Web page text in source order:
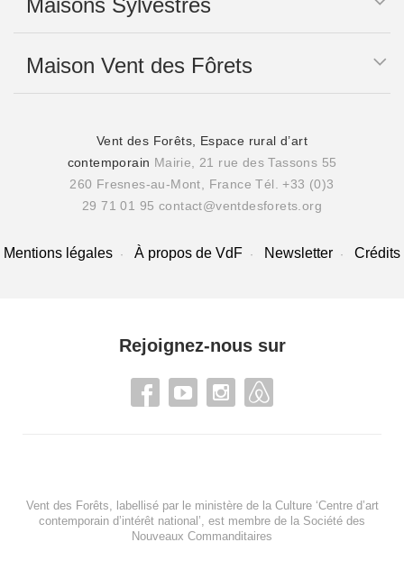
Maison Vent des Fôrets
Vent des Forêts, Espace rural d’art
contemporain Mairie, 21 rue des Tassons 55
260 Fresnes-au-Mont, France Tél. +33 (0)3
29 71 01 95 contact@ventdesforets.org
Mentions légales À propos de VdF Newsletter Crédits
Rejoignez-nous sur
Vent des Forêts, labellisé par le ministère de la Culture ‘Centre d’art
contemporain d’intérêt national’, est membre de la Société des
Nouveaux Commanditaires